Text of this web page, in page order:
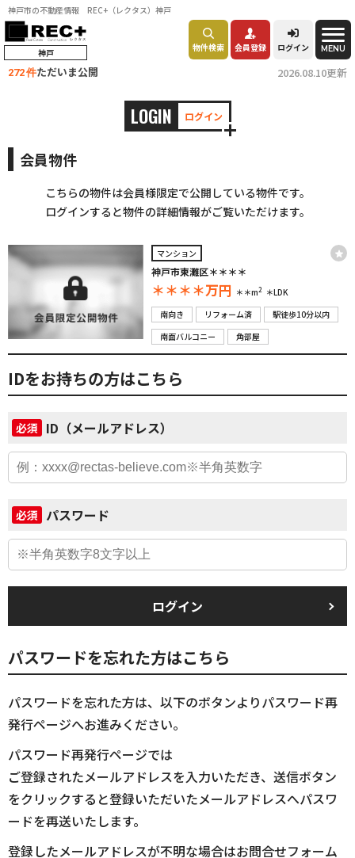
神戸市の不動産情報 REC+（レクタス）神戸
神戸 物件検索 会員登録 ログイン MENU
272 件ただいま公開 2026.08.10更新
LOGIN ログイン
会員物件
こちらの物件は会員様限定で公開している物件です。
ログインすると物件の詳細情報がご覧いただけます。
マンション
神戸市東灘区＊＊＊＊
＊＊＊＊万円 ＊＊m2 ＊LDK
南向き
リフォーム済
駅徒歩10分以内
南面バルコニー
角部屋
IDをお持ちの方はこちら
必須 ID（メールアドレス）
必須 パスワード
ログイン
パスワードを忘れた方はこちら
パスワードを忘れた方は、以下のボタンよりパスワード再
発行ページへお進みください。
パスワード再発行ページでは
ご登録されたメールアドレスを入力いただき、送信ボタン
をクリックすると登録いただいたメールアドレスへパスワ
ードを再送いたします。
登録したメールアドレスが不明な場合はお問合せフォーム